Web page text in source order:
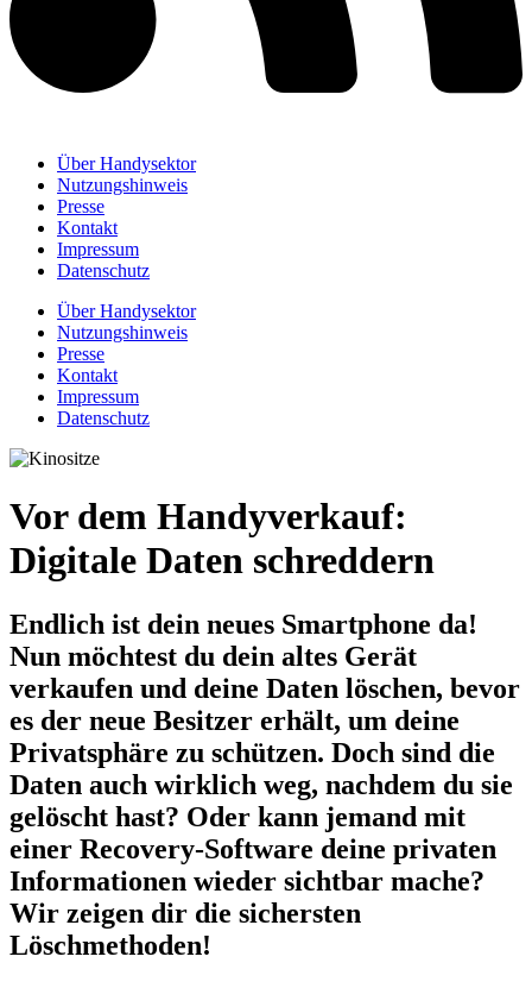
Über Handysektor
Nutzungshinweis
Presse
Kontakt
Impressum
Datenschutz
Über Handysektor
Nutzungshinweis
Presse
Kontakt
Impressum
Datenschutz
Vor dem Handyverkauf:
Digitale Daten schreddern
Endlich ist dein neues Smartphone da!
Nun möchtest du dein altes Gerät
verkaufen und deine Daten löschen, bevor
es der neue Besitzer erhält, um deine
Privatsphäre zu schützen. Doch sind die
Daten auch wirklich weg, nachdem du sie
gelöscht hast? Oder kann jemand mit
einer Recovery-Software deine privaten
Informationen wieder sichtbar mache?
Wir zeigen dir die sichersten
Löschmethoden!